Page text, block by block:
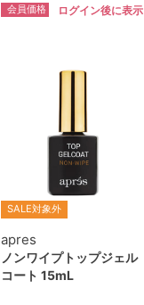
会員価格 ログイン後に表示
SALE対象外
apres
ノンワイプトップジェル
コート 15mL